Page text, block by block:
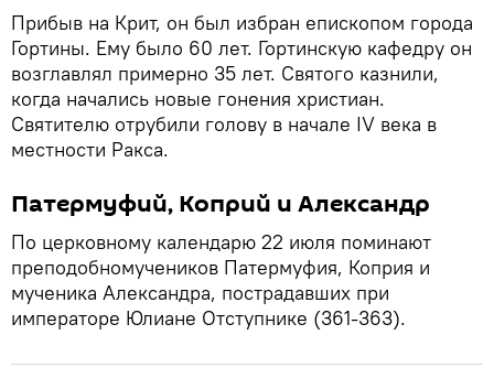
Прибыв на Крит, он был избран епископом города
Гортины. Ему было 60 лет. Гортинскую кафедру он
возглавлял примерно 35 лет. Святого казнили,
когда начались новые гонения христиан.
Святителю отрубили голову в начале IV века в
местности Ракса.
Патермуфий, Коприй и Александр
По церковному календарю 22 июля поминают
преподобномучеников Патермуфия, Коприя и
мученика Александра, пострадавших при
императоре Юлиане Отступнике (361-363).